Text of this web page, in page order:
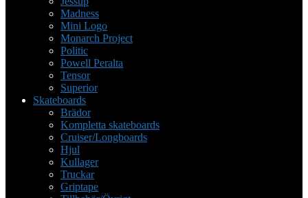
Madness
Mini Logo
Monarch Project
Politic
Powell Peralta
Tensor
Superior
Skateboards
Brädor
Kompletta skateboards
Cruiser/Longboards
Hjul
Kullager
Truckar
Griptape